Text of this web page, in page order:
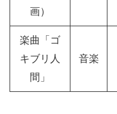
画）
楽曲「ゴ
キブリ人
間」
音楽